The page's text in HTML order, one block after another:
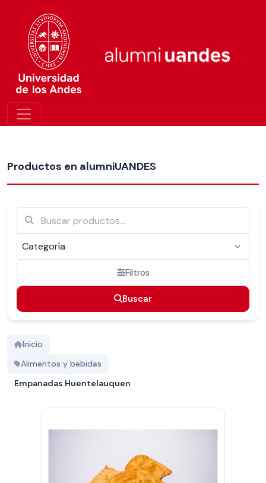
Productos en alumniUANDES
Filtros
Buscar
Inicio
Alimentos y bebidas
Empanadas Huentelauquen